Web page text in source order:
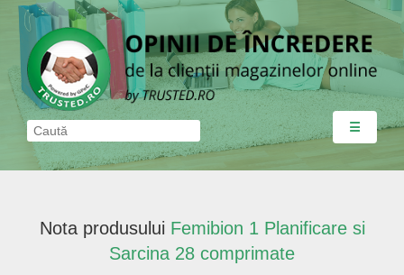
☰
Nota produsului Femibion 1 Planificare si
Sarcina 28 comprimate